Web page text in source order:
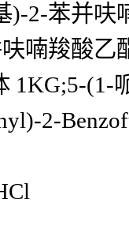
)-2-苯并
喃羧酸
1KG;5-(1-
2-